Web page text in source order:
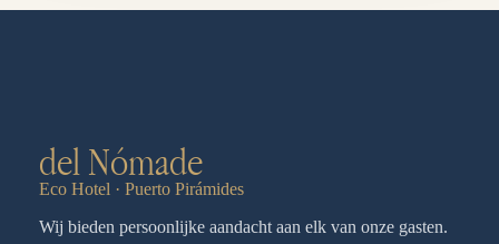
del Nómade
Eco Hotel · Puerto Pirámides
Wij bieden persoonlijke aandacht aan elk van onze gasten.